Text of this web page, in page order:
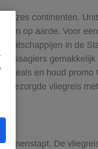
zes continenten.
op aarde. Voor
in de
deals en houd promo
vliegreis
De